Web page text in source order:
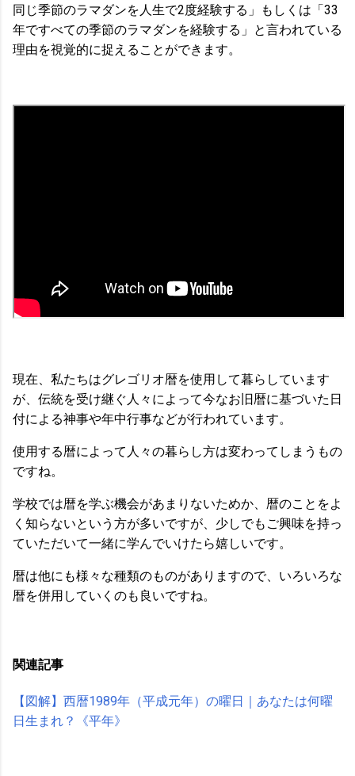
同じ季節のラマダンを人生で2度経験する」もしくは「33
年ですべての季節のラマダンを経験する」と言われている
理由を視覚的に捉えることができます。
現在、私たちはグレゴリオ暦を使用して暮らしています
が、伝統を受け継ぐ人々によって今なお旧暦に基づいた日
付による神事や年中行事などが行われています。
使用する暦によって人々の暮らし方は変わってしまうもの
ですね。
学校では暦を学ぶ機会があまりないためか、暦のことをよ
く知らないという方が多いですが、少しでもご興味を持っ
ていただいて一緒に学んでいけたら嬉しいです。
暦は他にも様々な種類のものがありますので、いろいろな
暦を併用していくのも良いですね。
関連記事
【図解】西暦1989年（平成元年）の曜日｜あなたは何曜
日生まれ？《平年》